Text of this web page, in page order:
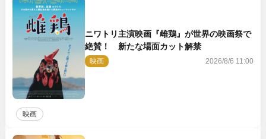
ニワトリ主演映画『雌鶏』が世界の映画祭で
絶賛！ 新たな場面カット解禁
映画 2026/8/6 11:00
映画